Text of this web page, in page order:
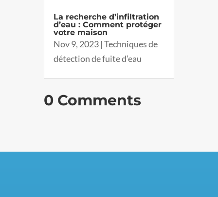
La recherche d’infiltration
d’eau : Comment protéger
votre maison
Nov 9, 2023|Techniques de
détection de fuite d’eau
0 Comments